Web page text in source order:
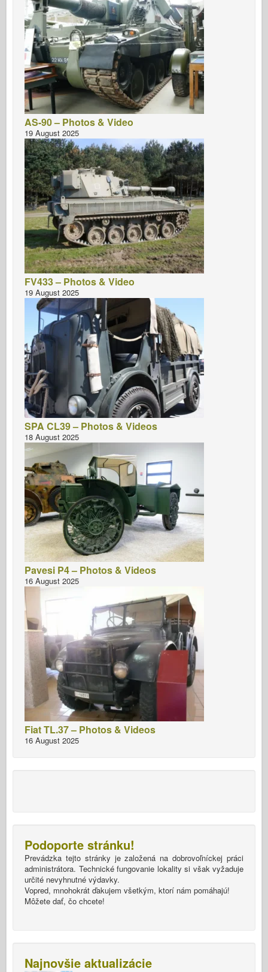
AS-90 – Photos & Video
19 August 2025
FV433 – Photos & Video
19 August 2025
SPA CL39 – Photos & Videos
18 August 2025
Pavesi P4 – Photos & Videos
16 August 2025
Fiat TL.37 – Photos & Videos
16 August 2025
Podoporte stránku!
Prevádzka tejto stránky je založená na dobrovoľníckej práci
administrátora. Technické fungovanie lokality si však vyžaduje
určité nevyhnutné výdavky.
Vopred, mnohokrát ďakujem všetkým, ktorí nám pomáhajú!
Môžete dať, čo chcete!
Najnovšie aktualizácie